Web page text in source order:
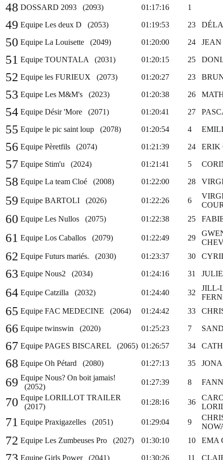
48 DOSSARD 2093 (2093) 01:17:16 1
49 Equipe Les deux D (2053) 01:19:53 23
50 Equipe La Louisette (2049) 01:20:00 24
51 Equipe TOUNTALA (2031) 01:20:15 25
52 Equipe les FURIEUX (2073) 01:20:27 23
53 Equipe Les M&M's (2023) 01:20:38 26
54 Equipe Désir 'More (2071) 01:20:41 27
55 Equipe le pic saint loup (2078) 01:20:54 4
56 Equipe Pèretfils (2074) 01:21:39 24 ERIK
57 Equipe Stim'u (2024) 01:21:41 5
58 Equipe La team Cloé (2008) 01:22:00 28
59 Equipe BARTOLI (2026) 01:22:26 6
60 Equipe Les Nullos (2075) 01:22:38 25
61 Equipe Los Caballos (2079) 01:22:49 29
62 Equipe Futurs mariés. (2030) 01:23:37 30
63 Equipe Nous2 (2034) 01:24:16 31
64 Equipe Catzilla (2032) 01:24:40 32
JILL-
65 Equipe FAC MEDECINE (2064) 01:24:42 33
66 Equipe twinswin (2020) 01:25:23 7
67 Equipe PAGES BISCAREL (2065) 01:26:57 34
68 Equipe Oh Pétard (2080) 01:27:13 35
69 Equipe Nous? On boit jamais!
(2052)
01:27:39 8
70 Equipe LORILLOT TRAILER
(2017)
01:28:16 36
71 Equipe Praxigazelles (2051) 01:29:04 9
72 Equipe Les Zumbeuses Pro (2027) 01:30:10 10 EMA
Equipe Girls Power (2041) 01:30:26 11